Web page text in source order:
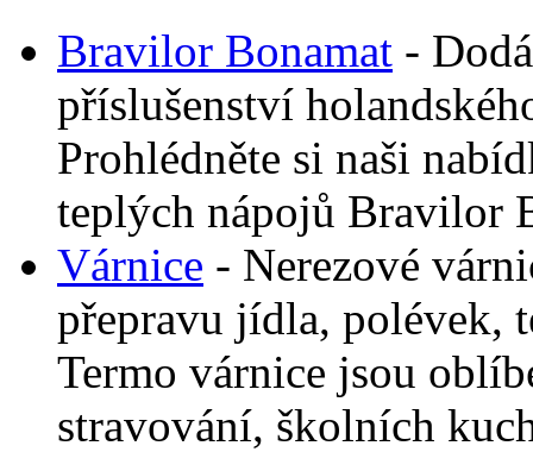
Bravilor Bonamat -
příslušenství
Prohlédněte si naši
teplých nápojů Bravilor
Várnice - Nerezové
přepravu jídla, polévek,
Termo várnice jsou
stravování, školních